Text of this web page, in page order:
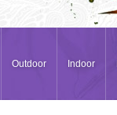
Outdoor Indoor